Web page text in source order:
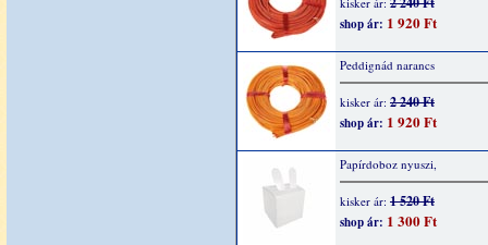
shop ár: 1 920 Ft
Peddignád narancs
kisker ár: 2 240 Ft
shop ár: 1 920 Ft
Papírdoboz nyuszi,
kisker ár: 1 520 Ft
shop ár: 1 300 Ft